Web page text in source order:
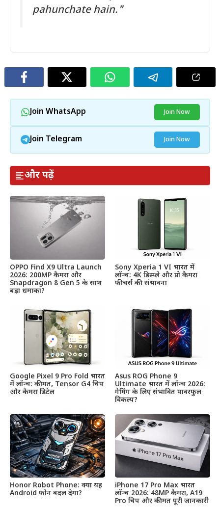
pahunchate hain."
Join WhatsApp Join Now
Join Telegram Join Now
और पढ़ें
OPPO Find X9 Ultra Launch
2026: 200MP कैमरा और
Snapdragon 8 Gen 5 के साथ
बड़ा धमाका?
Sony Xperia 1 VI भारत में
लॉन्च: 4K डिस्प्ले और प्रो कैमरा
फीचर्स की संभावना
Google Pixel 9 Pro Fold भारत
में लॉन्च: कीमत, Tensor G4 चिप
और कैमरा डिटेल
Asus ROG Phone 9
Ultimate भारत में लॉन्च 2026:
गेमिंग के लिए संभावित पावरफुल
विकल्प?
Honor Robot Phone: क्या यह
Android फोन बदल देगा?
iPhone 17 Pro Max भारत
लॉन्च 2026: 48MP कैमरा, A19
Pro चिप और कीमत पूरी जानकारी